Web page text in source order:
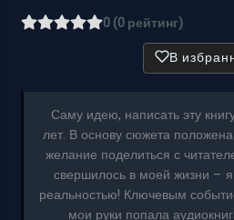
0 (0 рейтинг)
В
Саму идею, написать эту
лет. В основу сюжета
желание поделиться с
свершилось в моей жизни –
реальностью! Ключевым
мои руки попала